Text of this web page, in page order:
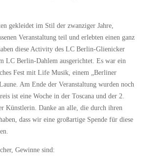
gekleidet im Stil der zwanziger Jahre,
Veranstaltung teil und erlebten einen ganz
diese Activity des LC Berlin-Glienicker
LC Berlin-Dahlem ausgerichtet. Es war ein
Fest mit Life Musik, einem „Berliner
Am Ende der Veranstaltung wurden noch
ist eine Woche in der Toscana und der 2.
Künstlerin. Danke an alle, die durch ihren
dass wir eine großartige Spende für diese
Gewinne sind: